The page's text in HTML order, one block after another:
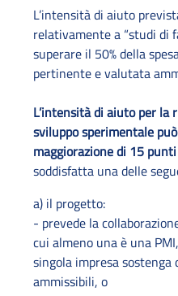
L’intensità di aiuto
relativamente a “studi di
superare il 50% della
pertinente e valutata
L’intensità di aiuto per la
sviluppo sperimentale
maggiorazione di 15
soddisfatta una delle
a) il progetto:
- prevede la
cui almeno una è una
singola impresa sostenga
ammissibili, o